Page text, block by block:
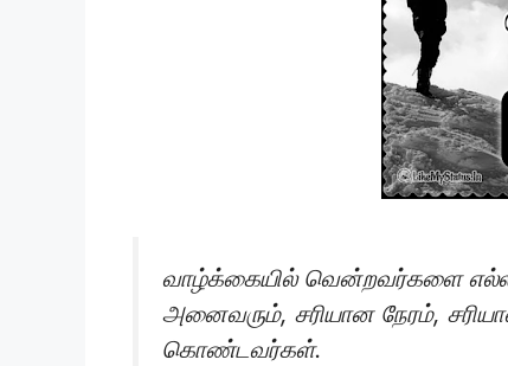
வாழ்க்கையில் வென்றவர்களை
அனைவரும், சரியான நேரம்,
கொண்டவர்கள்.